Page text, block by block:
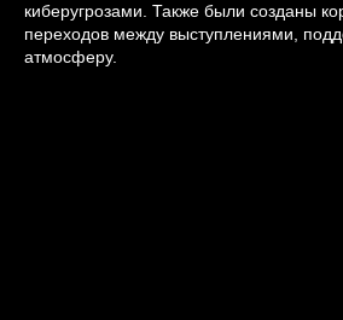
киберугрозами. Также были созданы
переходов между выступлениями,
атмосферу.